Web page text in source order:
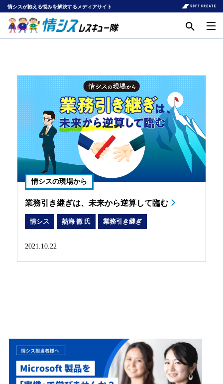
情シスが抱える悩みを解決するメディアサイト
情シスの現場から
業務引き継ぎは、未来から逆算して臨む
情シス 熱海 徹 氏 業務引き継ぎ
2021.10.22